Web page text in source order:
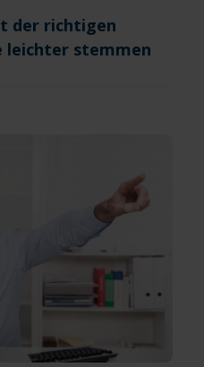
der richtigen
leichter stemmen